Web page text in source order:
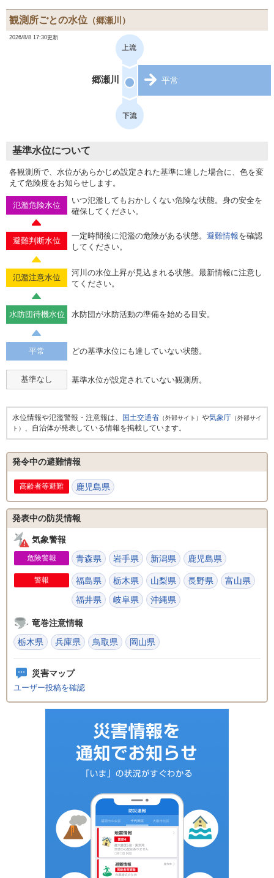
観測所ごとの水位 （郷瀬川）
2026/8/8 17:30更新
郷瀬川 平常
基準水位について
各観測所で、水位があらかじめ設定された基準に達した場合に、色を変
えて危険度をお知らせします。
氾濫危険水位
いつ氾濫してもおかしくない危険な状態。身の安全を
確保してください。
避難判断水位
一定時間後に氾濫の危険がある状態。 避難情報を確認
してください。
氾濫注意水位
河川の水位上昇が見込まれる状態。最新情報に注意し
てください。
水防団待機水位 水防団が水防活動の準備を始める目安。
平常 どの基準水位にも達していない状態。
基準なし 基準水位が設定されていない観測所。
水位情報や氾濫警報・注意報は、 国土交通省 （外部サイト） や気象庁 （外部サイ
ト） 、自治体が発表している情報を掲載しています。
発令中の避難情報
高齢者等避難 鹿児島県
発表中の防災情報
気象警報
危険警報 青森県 岩手県 新潟県 鹿児島県
警報 福島県 栃木県 山梨県 長野県
富山県
福井県
岐阜県 沖縄県
竜巻注意情報
栃木県
兵庫県 鳥取県 岡山県
災害マップ
ユーザー投稿を確認